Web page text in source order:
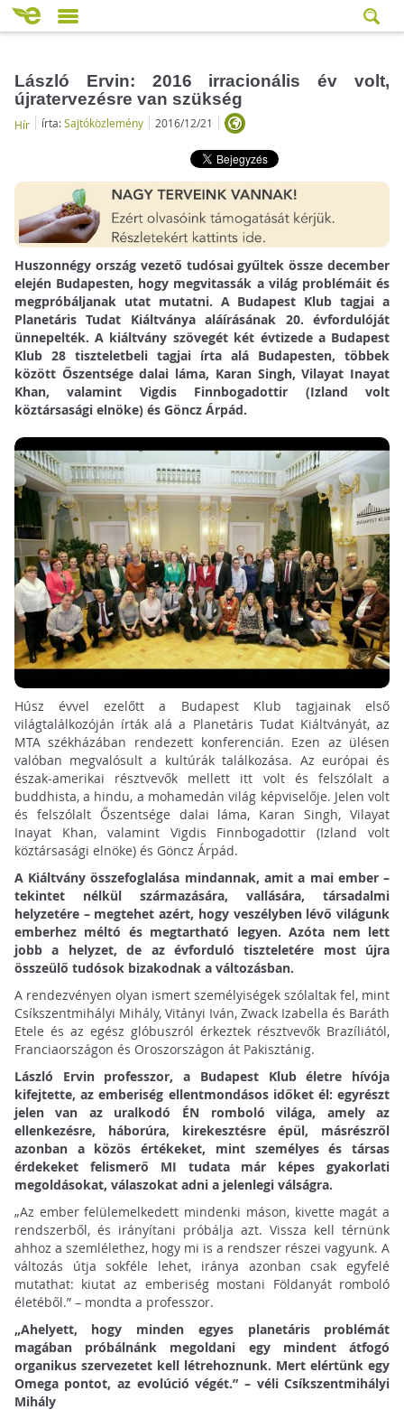
László Ervin: 2016 irracionális év volt,
újratervezésre van szükség
Hír írta:Sajtóközlemény 2016/12/21
Huszonnégy ország vezető tudósai gyűltek össze december
elején Budapesten, hogy megvitassák a világ problémáit és
megpróbáljanak utat mutatni. A Budapest Klub tagjai a
Planetáris Tudat Kiáltványa aláírásának 20. évfordulóját
ünnepelték. A kiáltvány szövegét két évtizede a Budapest
Klub 28 tiszteletbeli tagjai írta alá Budapesten, többek
között Őszentsége dalai láma, Karan Singh, Vilayat Inayat
Khan, valamint Vigdis Finnbogadottir (Izland volt
köztársasági elnöke) és Göncz Árpád.
Húsz évvel ezelőtt a Budapest Klub tagjainak első
világtalálkozóján írták alá a Planetáris Tudat Kiáltványát, az
MTA székházában rendezett konferencián. Ezen az ülésen
valóban megvalósult a kultúrák találkozása. Az európai és
észak-amerikai résztvevők mellett itt volt és felszólalt a
buddhista, a hindu, a mohamedán világ képviselője. Jelen volt
és felszólalt Őszentsége dalai láma, Karan Singh, Vilayat
Inayat Khan, valamint Vigdis Finnbogadottir (Izland volt
köztársasági elnöke) és Göncz Árpád.
A Kiáltvány összefoglalása mindannak, amit a mai ember –
tekintet nélkül származására, vallására, társadalmi
helyzetére – megtehet azért, hogy veszélyben lévő világunk
emberhez méltó és megtartható legyen. Azóta nem lett
jobb a helyzet, de az évforduló tiszteletére most újra
összeülő tudósok bizakodnak a változásban.
A rendezvényen olyan ismert személyiségek szólaltak fel, mint
Csíkszentmihályi Mihály, Vitányi Iván, Zwack Izabella és Baráth
Etele és az egész glóbuszról érkeztek résztvevők Brazíliától,
Franciaországon és Oroszországon át Pakisztánig.
László Ervin professzor, a Budapest Klub életre hívója
kifejtette, az emberiség ellentmondásos időket él: egyrészt
jelen van az uralkodó ÉN romboló világa, amely az
ellenkezésre, háborúra, kirekesztésre épül, másrészről
azonban a közös értékeket, mint személyes és társas
érdekeket felismerő MI tudata már képes gyakorlati
megoldásokat, válaszokat adni a jelenlegi válságra.
„Az ember felülemelkedett mindenki máson, kivette magát a
rendszerből, és irányítani próbálja azt. Vissza kell térnünk
ahhoz a szemlélethez, hogy mi is a rendszer részei vagyunk. A
változás útja sokféle lehet, iránya azonban csak egyfelé
mutathat: kiutat az emberiség mostani Földanyát romboló
életéből.” – mondta a professzor.
„Ahelyett, hogy minden egyes planetáris problémát
magában próbálnánk megoldani egy mindent átfogó
organikus szervezetet kell létrehoznunk. Mert elértünk egy
Omega pontot, az evolúció végét.” – véli Csíkszentmihályi
Mihály